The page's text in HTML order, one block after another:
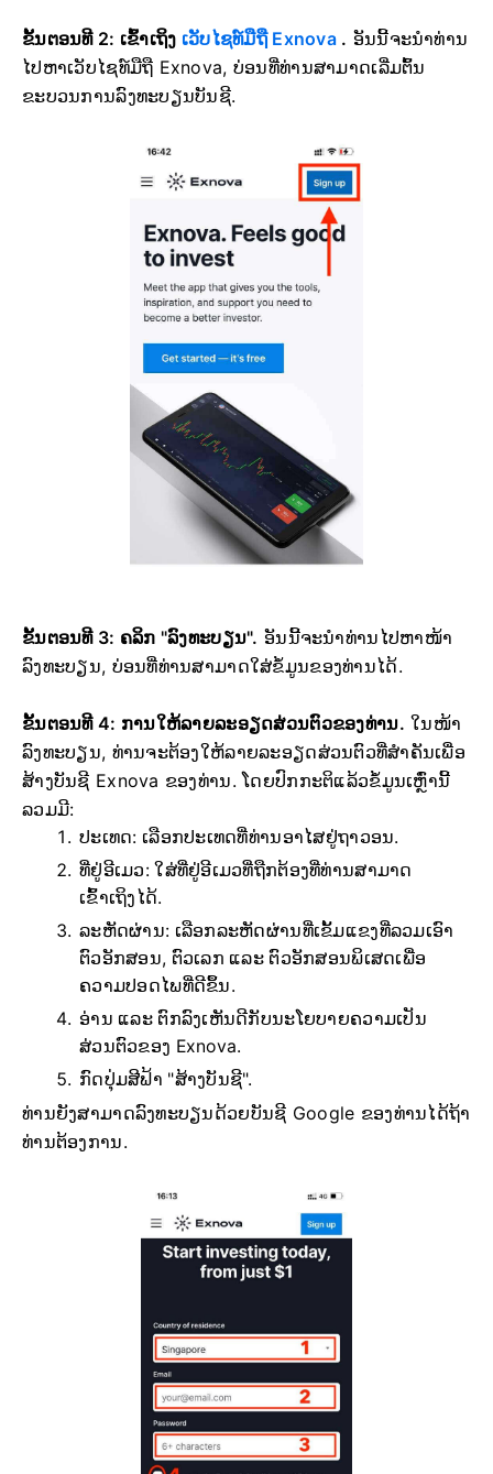
ຂັ້ນຕອນທີ 2: ເຂົ້າເຖິງ ເວັບໄຊທ໌ມືຖື Exnova. ອັນນີ້ຈະນຳທ່ານ
ໄປຫາເວັບໄຊທ໌ມືຖື Exnova, ບ່ອນທີ່ທ່ານສາມາດເລີ່ມຕົ້ນ
ຂະບວນການລົງທະບຽນບັນຊີ.
ຂັ້ນຕອນທີ 3: ຄລິກ "ລົງທະບຽນ". ອັນນີ້ຈະນຳທ່ານໄປຫາໜ້າ
ລົງທະບຽນ, ບ່ອນທີ່ທ່ານສາມາດໃສ່ຂໍ້ມູນຂອງທ່ານໄດ້.
ຂັ້ນຕອນທີ 4: ການໃຫ້ລາຍລະອຽດສ່ວນຕົວຂອງທ່ານ. ໃນໜ້າ
ລົງທະບຽນ, ທ່ານຈະຕ້ອງໃຫ້ລາຍລະອຽດສ່ວນຕົວທີ່ສຳຄັນເພື່ອ
ສ້າງບັນຊີ Exnova ຂອງທ່ານ. ໂດຍປົກກະຕິແລ້ວຂໍ້ມູນເຫຼົ່ານີ້
ລວມມີ:
ປະເທດ: ເລືອກປະເທດທີ່ທ່ານອາໄສຢູ່ຖາວອນ.
ທີ່ຢູ່ອີເມວ: ໃສ່ທີ່ຢູ່ອີເມວທີ່ຖືກຕ້ອງທີ່ທ່ານສາມາດ
ເຂົ້າເຖິງໄດ້.
ລະຫັດຜ່ານ: ເລືອກລະຫັດຜ່ານທີ່ເຂັ້ມແຂງທີ່ລວມເອົາ
ຕົວອັກສອນ, ຕົວເລກ ແລະ ຕົວອັກສອນພິເສດເພື່ອ
ຄວາມປອດໄພທີ່ດີຂຶ້ນ.
ອ່ານ ແລະ ຕົກລົງເຫັນດີກັບນະໂຍບາຍຄວາມເປັນ
ສ່ວນຕົວຂອງ Exnova.
ກົດປຸ່ມສີຟ້າ "ສ້າງບັນຊີ".
ທ່ານຍັງສາມາດລົງທະບຽນດ້ວຍບັນຊີ Google ຂອງທ່ານໄດ້ຖ້າ
ທ່ານຕ້ອງການ.